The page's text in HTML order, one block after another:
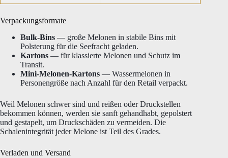
Verpackungsformate
Bulk-Bins — große Melonen in stabile Bins mit
Polsterung für die Seefracht geladen.
Kartons — für klassierte Melonen und Schutz im
Transit.
Mini-Melonen-Kartons — Wassermelonen in
Personengröße nach Anzahl für den Retail verpackt.
Weil Melonen schwer sind und reißen oder Druckstellen
bekommen können, werden sie sanft gehandhabt, gepolstert
und gestapelt, um Druckschäden zu vermeiden. Die
Schalenintegrität jeder Melone ist Teil des Grades.
Verladen und Versand